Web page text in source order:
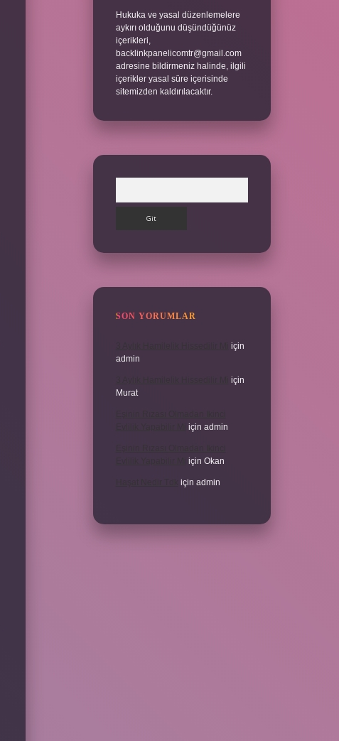
Hukuka ve yasal düzenlemelere
aykırı olduğunu düşündüğünüz
içerikleri,
backlinkpanelicomtr@gmail.com
adresine bildirmeniz halinde, ilgili
içerikler yasal süre içerisinde
sitemizden kaldırılacaktır.
SON YORUMLAR
için
admin
için
Murat
için admin
için Okan
için admin